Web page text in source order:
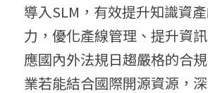
導入SLM，有效提升知識資
力，優化產線管理、提升資
應國內外法規日趨嚴格的合
業若能結合國際開源資源，